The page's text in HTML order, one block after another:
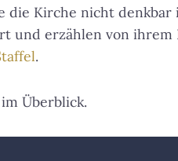
l
n
Kirche nicht denkbar
und erzählen von ihrem
.
im Überblick.